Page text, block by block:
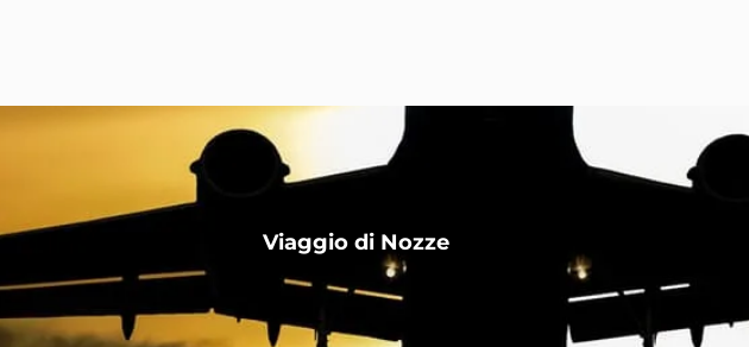
Viaggio di Nozze